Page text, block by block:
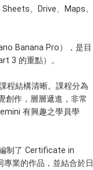
、Drive、Maps、
Banana Pro），是目
3 的重點）。
程結構清晰。課程分為
作，層層遞進，非常
有興趣之學員學
制了 Certificate in
業的作品，並結合於日